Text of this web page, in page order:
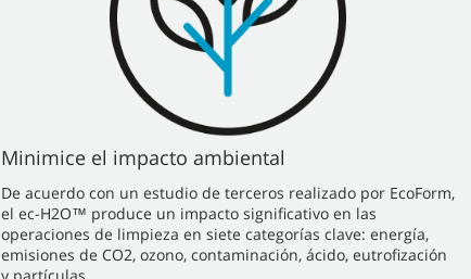
Minimice el impacto ambiental
De acuerdo con un estudio de terceros realizado por EcoForm,
el ec-H2O™ produce un impacto significativo en las
operaciones de limpieza en siete categorías clave: energía,
emisiones de CO2, ozono, contaminación, ácido, eutrofización